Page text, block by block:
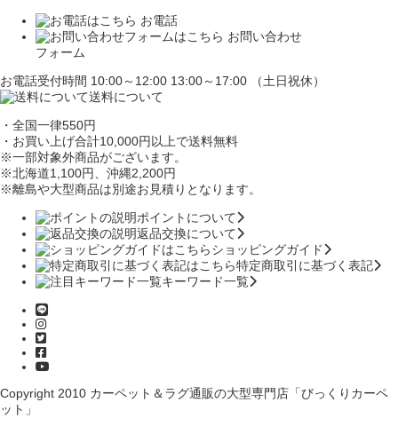
お電話
お問い合わせ
フォーム
お電話受付時間 10:00～12:00 13:00～17:00 （土日祝休）
送料について
・全国一律550円
・お買い上げ合計10,000円 以上で送料無料
※一部対象外商品がございます。
※北海道1,100円
、沖縄2,200円
※離島や大型商品は別途お見積りとなります。
ポイントについて
返品交換について
ショッピングガイド
特定商取引に基づく表記
キーワード一覧
Copyright 2010 カーペット＆ラグ通販の大型専門店「びっくりカーペ
ット」